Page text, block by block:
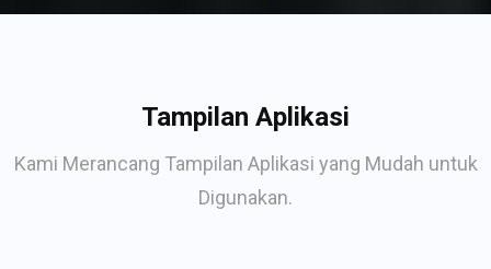
Tampilan Aplikasi
Kami Merancang Tampilan Aplikasi yang Mudah untuk
Digunakan.